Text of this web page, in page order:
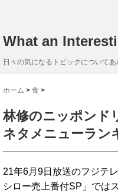
What an
日々の気になるトピックについて
ホーム > 食 >
林修のニッポンド
ネタメニューラン
21年6月9日放送のフジテ
シロー売上番付SP」では